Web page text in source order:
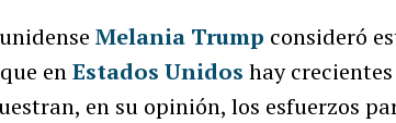
Melania Trump consideró
enEstados Unidos hay
en su opinión, los esfuerzos